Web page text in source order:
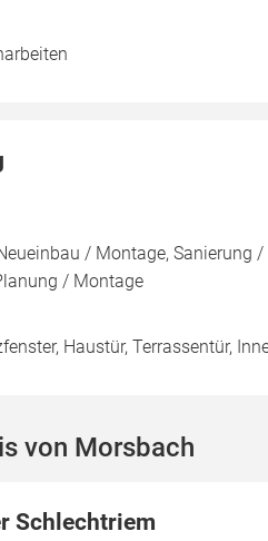
/ Montage,
/ Montage
Haustür, Terrassentür,
von Morsbach
Schlechtriem